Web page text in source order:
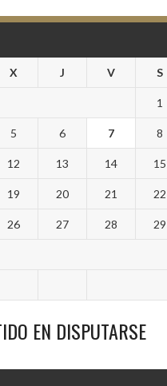
X J V S
1
5 6 7 8
12 13 14 15
19 20 21 22
26 27 28 29
EN DISPUTARSE